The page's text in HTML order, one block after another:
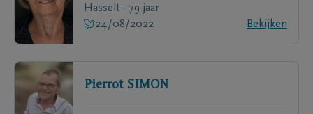
Hasselt - 79 jaar
24/08/2022
Bekijken
Pierrot SIMON